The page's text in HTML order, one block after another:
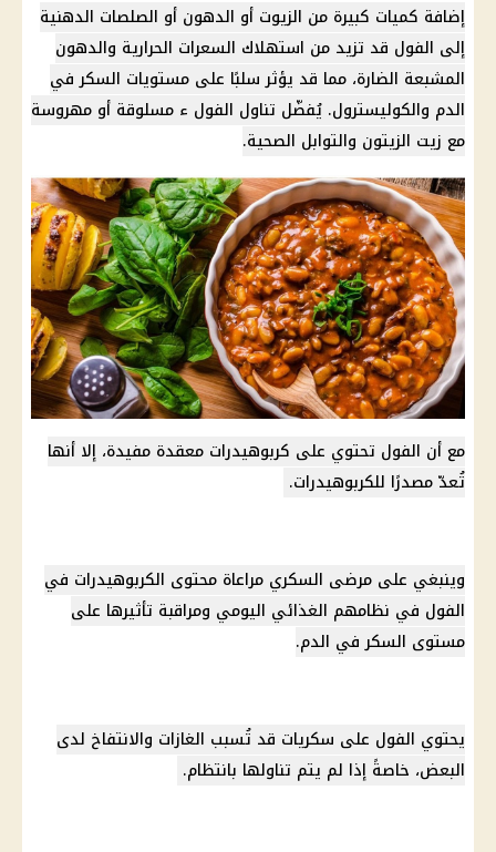
إضافة كميات كبيرة من الزيوت أو الدهون أو الصلصات الدهنية
إلى الفول قد تزيد من استهلاك السعرات الحرارية والدهون
المشبعة الضارة، مما قد يؤثر سلبًا على مستويات السكر في
الدم والكوليسترول. يُفضّل تناول الفول ء مسلوقة أو مهروسة
مع زيت الزيتون والتوابل الصحية.
مع أن الفول تحتوي على كربوهيدرات معقدة مفيدة، إلا أنها
تُعدّ مصدرًا للكربوهيدرات.
وينبغي على مرضى السكري مراعاة محتوى الكربوهيدرات في
الفول في نظامهم الغذائي اليومي ومراقبة تأثيرها على
مستوى السكر في الدم.
يحتوي الفول على سكريات قد تُسبب الغازات والانتفاخ لدى
البعض، خاصةً إذا لم يتم تناولها بانتظام.